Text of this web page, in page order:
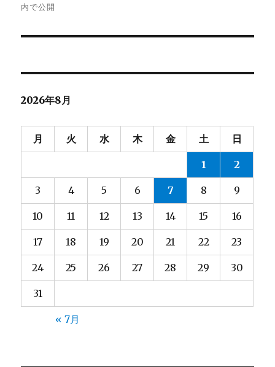
ナ
ビ
ョ
内で公開
2026年8月
月 火 水 木 金 土 日
1 2
3 4 5 6 7 8 9
10 11 12 13 14 15 16
17 18 19 20 21 22 23
24 25 26 27 28 29 30
31
« 7月